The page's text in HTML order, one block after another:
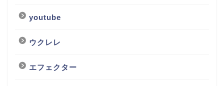
youtube
ウクレレ
エフェクター